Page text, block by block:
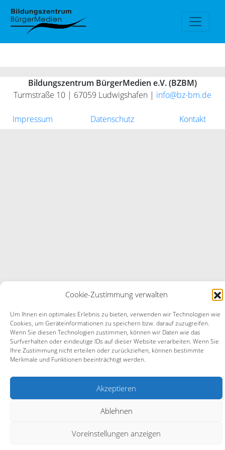
Cookie-Zustimmung verwalten
Um Ihnen ein optimales Erlebnis zu bieten, verwenden wir Technologien wie
Cookies, um Geräteinformationen zu speichern bzw. darauf zuzugreifen.
Wenn Sie diesen Technologien zustimmen, können wir Daten wie das
Surfverhalten oder eindeutige IDs auf dieser Website verarbeiten. Wenn Sie
Ihre Zustimmung nicht erteilen oder zurückziehen, können bestimmte
Merkmale und Funktionen beeinträchtigt werden.
Akzeptieren
Ablehnen
Voreinstellungen anzeigen
Bildungszentrum BürgerMedien e.V. (BZBM)
Turmstraße 10 | 67059 Ludwigshafen | info@bz-bm.de
Impressum Datenschutz Kontakt